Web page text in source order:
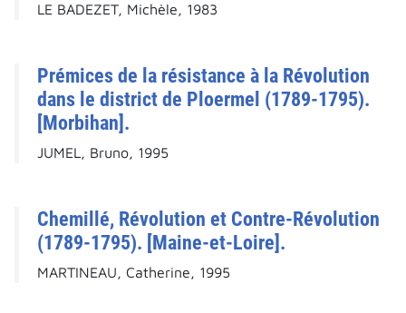
LE BADEZET, Michèle, 1983
Prémices de la résistance à la Révolution
dans le district de Ploermel (1789-1795).
[Morbihan].
JUMEL, Bruno, 1995
Chemillé, Révolution et Contre-Révolution
(1789-1795). [Maine-et-Loire].
MARTINEAU, Catherine, 1995